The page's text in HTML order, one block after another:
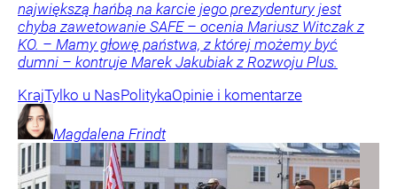
największą hańbą na karcie jego prezydentury jest
chyba zawetowanie SAFE – ocenia Mariusz Witczak z
KO. – Mamy głowę państwa, z której możemy być
dumni – kontruje Marek Jakubiak z Rozwoju Plus.
KrajTylko u NasPolitykaOpinie i komentarze
Magdalena Frindt